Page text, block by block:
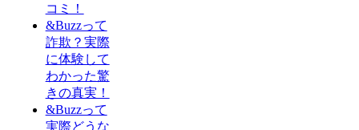
コミ！
&Buzzって
詐欺？実際
に体験して
わかった驚
きの真実！
&Buzzって
実際どうな